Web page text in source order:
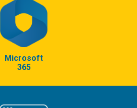
Microsoft
365